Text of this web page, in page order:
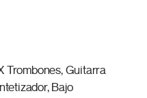
Trombones, Guitarra
Bajo